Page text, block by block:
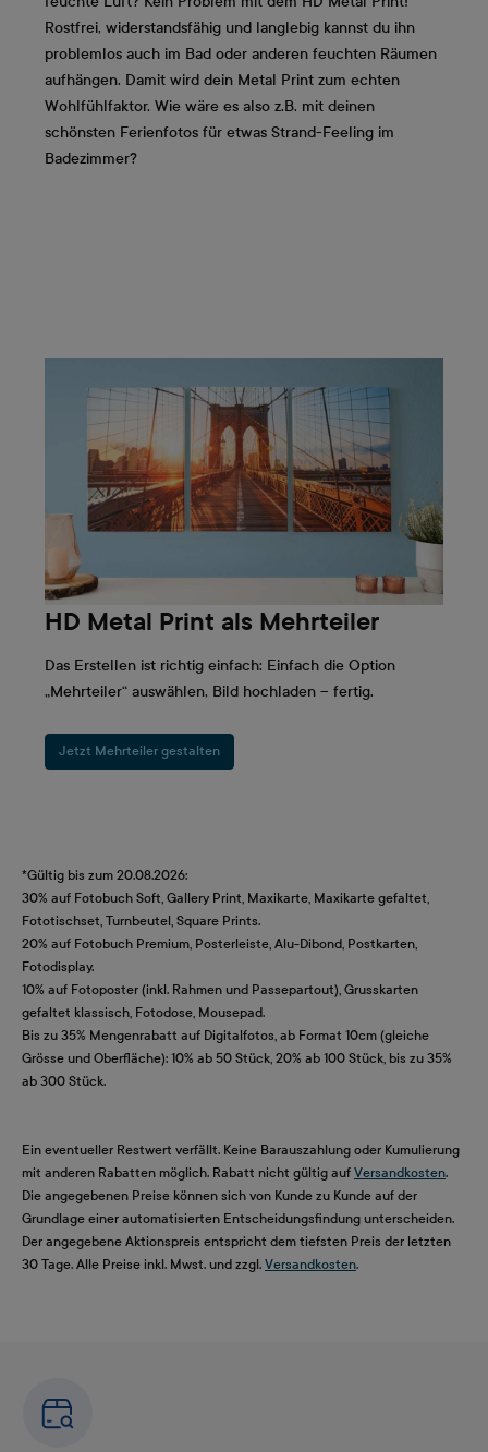
Rostfrei, widerstandsfähig und langlebig kannst du ihn
problemlos auch im Bad oder anderen feuchten Räumen
aufhängen. Damit wird dein Metal Print zum echten
Wohlfühlfaktor. Wie wäre es also z.B. mit deinen
schönsten Ferienfotos für etwas Strand-Feeling im
Badezimmer?
HD Metal Print als Mehrteiler
Das Erstellen ist richtig einfach: Einfach die Option
„Mehrteiler“ auswählen, Bild hochladen – fertig.
Jetzt Mehrteiler gestalten
*Gültig bis zum 20.08.2026:
30% auf Fotobuch Soft, Gallery Print, Maxikarte, Maxikarte gefaltet,
Fototischset, Turnbeutel, Square Prints.
20% auf Fotobuch Premium, Posterleiste, Alu-Dibond, Postkarten,
Fotodisplay.
10% auf Fotoposter (inkl. Rahmen und Passepartout), Grusskarten
gefaltet klassisch, Fotodose, Mousepad.
Bis zu 35% Mengenrabatt auf Digitalfotos, ab Format 10cm (gleiche
Grösse und Oberfläche): 10% ab 50 Stück, 20% ab 100 Stück, bis zu 35%
ab 300 Stück.
Ein eventueller Restwert verfällt. Keine Barauszahlung oder Kumulierung
mit anderen Rabatten möglich. Rabatt nicht gültig auf Versandkosten.
Die angegebenen Preise können sich von Kunde zu Kunde auf der
Grundlage einer automatisierten Entscheidungsfindung unterscheiden.
Der angegebene Aktionspreis entspricht dem tiefsten Preis der letzten
30 Tage. Alle Preise inkl. Mwst. und zzgl. Versandkosten.